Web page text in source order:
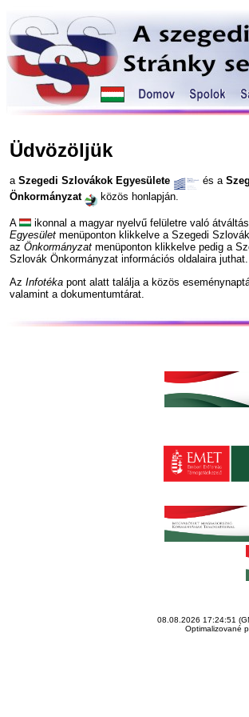
Üdvözöljük
a Szegedi Szlovákok Egyesülete és a
Önkormányzat
közös honlapján.
A
ikonnal a magyar nyelvű felületre való
Egyesület menüponton klikkelve a Szegedi
az Önkormányzat menüponton klikkelve pedig a
Szlovák Önkormányzat információs oldalaira juthat.
Az Infotéka pont alatt találja a közös
valamint a dokumentumtárat.
08.08.2026 17:24:51
Optimalizované